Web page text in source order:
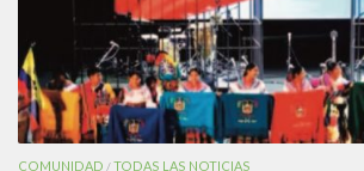
COMUNIDAD /TODAS LAS NOTICIAS